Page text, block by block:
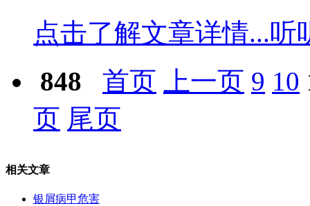
点击了解文章详情...听
848
首页 上一页 9 10
页 尾页
相关文章
银屑病甲危害